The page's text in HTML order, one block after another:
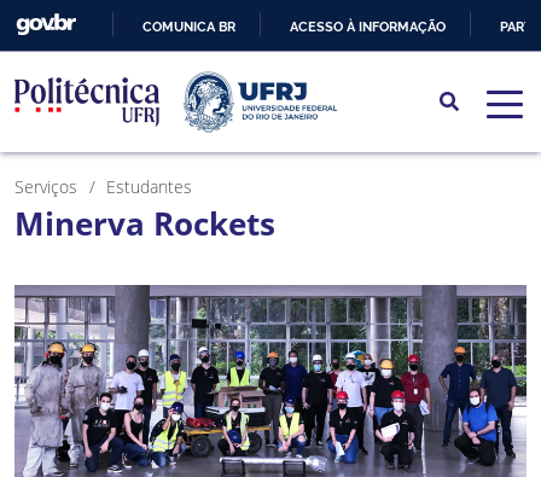
PARA
O
CONTEÚDO
COMUNICA BR ACESSO À INFORMAÇÃO
Serviços Estudantes
Minerva Rockets